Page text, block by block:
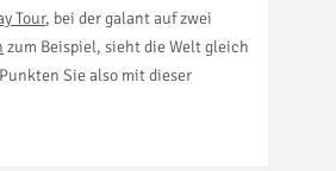
Tour, bei der galant auf zwei
zum Beispiel, sieht die Welt gleich
Sie also mit dieser